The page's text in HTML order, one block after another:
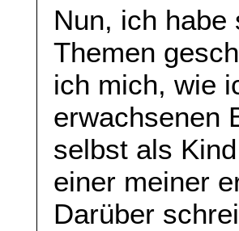
Nun, ich habe
Themen
ich mich, wie
erwachsenen
selbst als
einer meiner
Darüber